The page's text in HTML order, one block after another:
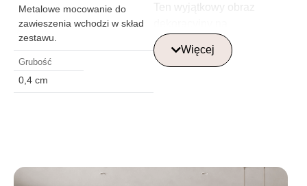
Ten wyjątkowy obraz
szkle idealnie nadaje się
do nowoczesnego wnętrza,
inspirację. Obraz na szkle z
Więcej
Metalowe mocowanie do
zawieszenia wchodzi w skład
zestawu.
Grubość
0,4 cm